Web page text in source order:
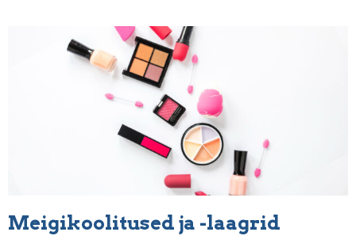
Meigikoolitused ja -laagrid